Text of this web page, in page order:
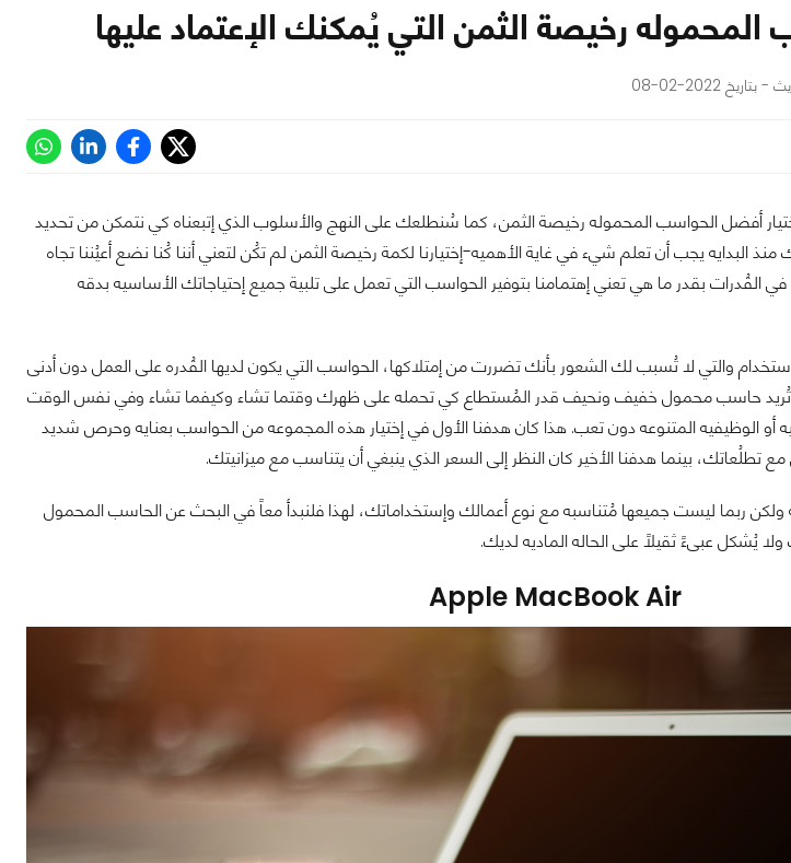
رخيصة الثمن التي يُمكنك الإعتماد عليها
2022-02-08
أفضل الحواسب المحموله رخيصة الثمن، كما سُنطلعك على النهج والأسلوب الذي إتبعناه كي نتمكن من تحديد
البدايه يجب أن تعلم شيء في غاية الأهميه-إختيارنا لكمة رخيصة الثمن لم تكُن لتعني أننا كُنا نضع أعيُننا تجاه
القُدرات بقدر ما هي تعني إهتمامنا بتوفير الحواسب التي تعمل على تلبية جميع إحتياجاتك الأساسيه بدقه
والتي لا تُسبب لك الشعور بأنك تضررت من إمتلاكها، الحواسب التي يكون لديها القُدره على العمل دون أدنى
تُريد حاسب محمول خفيف ونحيف قدر المُستطاع كي تحمله على ظهرك وقتما تشاء وكيفما تشاء وفي نفس الوقت
أو الوظيفيه المتنوعه دون تعب. هذا كان هدفنا الأول في إختيار هذه المجموعه من الحواسب بعنايه وحرص شديد
بينما هدفنا الأخير كان النظر إلى السعر الذي ينبغي أن يتناسب مع ميزانيتك.
ربما ليست جميعها مُتناسبه مع نوع أعمالك وإستخداماتك، لهذا فلنبدأ معاً في البحث عن الحاسب المحمول
يُشكل عبىءً ثقيلاً على الحاله الماديه لديك.
Apple MacBook Air